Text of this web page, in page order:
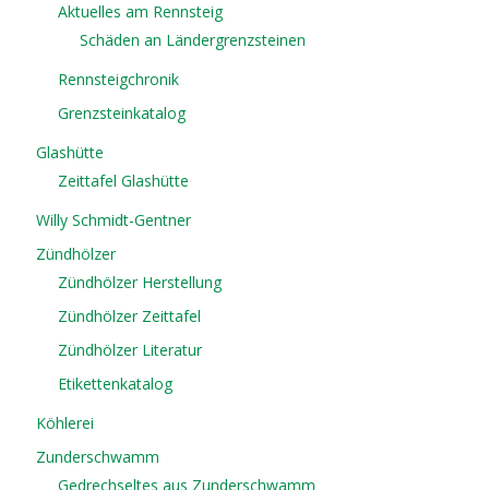
Aktuelles am Rennsteig
Schäden an Ländergrenzsteinen
Rennsteigchronik
Grenzsteinkatalog
Glashütte
Zeittafel Glashütte
Willy Schmidt-Gentner
Zündhölzer
Zündhölzer Herstellung
Zündhölzer Zeittafel
Zündhölzer Literatur
Etikettenkatalog
Köhlerei
Zunderschwamm
Gedrechseltes aus Zunderschwamm